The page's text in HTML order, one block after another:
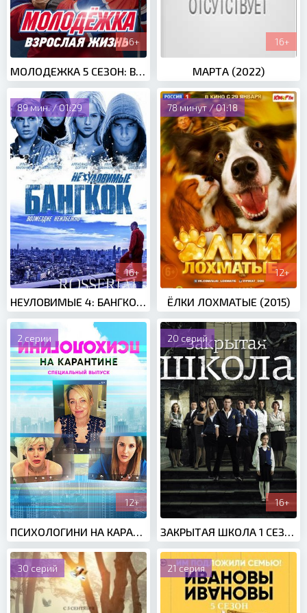
16+
МОЛОДЕЖКА 5 СЕЗОН: ВЗРОСЛАЯ ЖИЗНЬ (2017)
16+
МАРТА (2022)
89 мин. / 01:29
16+
НЕУЛОВИМЫЕ 4: БАНГКОК (2016)
78 минут / 01:18
12+
ЁЛКИ ЛОХМАТЫЕ (2015)
2 серии
12+
ПСИХОЛОГИНИ НА КАРАНТИНЕ (2020)
20 серий
16+
ЗАКРЫТАЯ ШКОЛА 1 СЕЗОН (2011)
30 серий 21 серия